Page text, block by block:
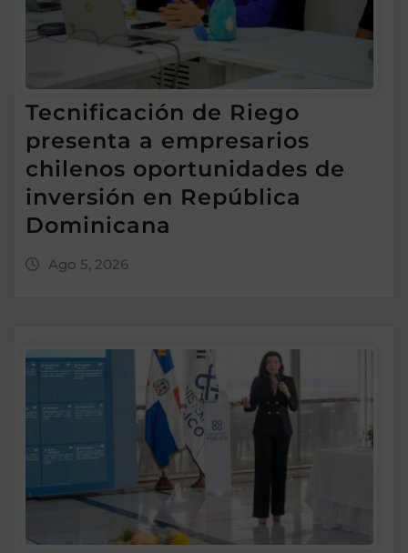
Tecnificación de Riego
presenta a empresarios
chilenos oportunidades de
inversión en República
Dominicana
Ago 5, 2026